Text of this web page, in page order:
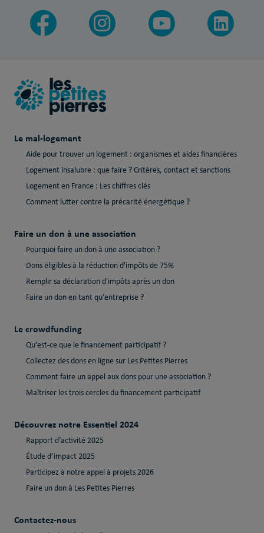
Le mal-logement
Aide pour trouver un logement : organismes et aides financières
Logement insalubre : que faire ? Critères, contact et sanctions
Logement en France : Les chiffres clés
Comment lutter contre la précarité énergétique ?
Faire un don à une association
Pourquoi faire un don à une association ?
Dons éligibles à la réduction d'impôts de 75%
Remplir sa déclaration d'impôts après un don
Faire un don en tant qu’entreprise ?
Le crowdfunding
Qu’est-ce que le financement participatif ?
Collectez des dons en ligne sur Les Petites Pierres
Comment faire un appel aux dons pour une association ?
Maîtriser les trois cercles du financement participatif
Découvrez notre Essentiel 2024
Rapport d’activité 2025
Étude d’impact 2025
Participez à notre appel à projets 2026
Faire un don à Les Petites Pierres
Contactez-nous